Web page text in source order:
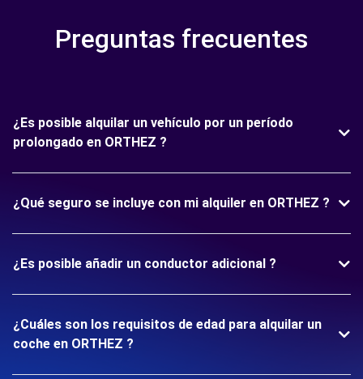
Preguntas frecuentes
¿Es posible alquilar un vehículo por un período
prolongado en ORTHEZ ?
¿Qué seguro se incluye con mi alquiler en ORTHEZ ?
¿Es posible añadir un conductor adicional ?
¿Cuáles son los requisitos de edad para alquilar un
coche en ORTHEZ ?